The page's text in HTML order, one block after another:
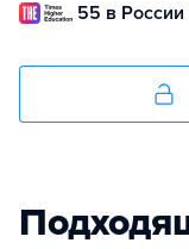
55 в России